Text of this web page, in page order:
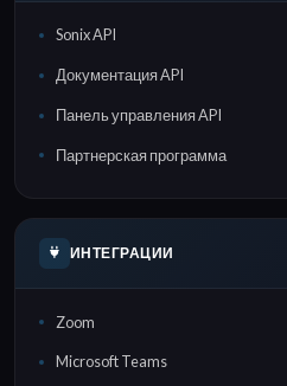
Sonix API
Документация API
Панель управления API
Партнерская программа
ИНТЕГРАЦИИ
Zoom
Microsoft Teams